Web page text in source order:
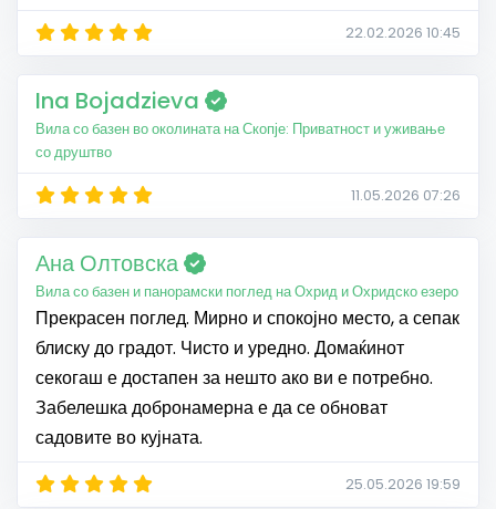
22.02.2026 10:45
Ina Bojadzieva
Вила со базен во околината на Скопје: Приватност и уживање
со друштво
11.05.2026 07:26
Ана Олтовска
Вила со базен и панорамски поглед на Охрид и Охридско езеро
Прекрасен поглед. Мирно и спокојно место, а сепак
блиску до градот. Чисто и уредно. Домаќинот
секогаш е достапен за нешто ако ви е потребно.
Забелешка добронамерна е да се обноват
садовите во кујната.
25.05.2026 19:59